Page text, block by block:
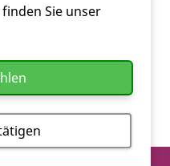
finden Sie unser